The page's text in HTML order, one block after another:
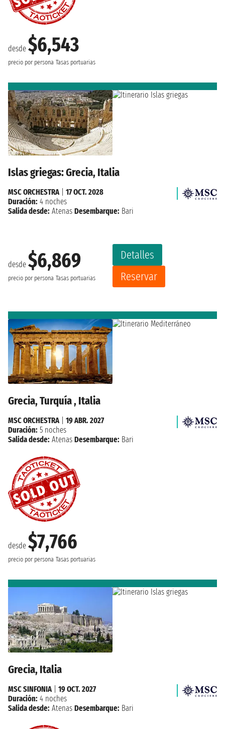
desde $6,543
precio por persona Tasas portuarias
Islas griegas: Grecia, Italia
desde $6,869
precio por persona Tasas portuarias
Detalles
Reservar
MSC ORCHESTRA| 17 OCT. 2028
Duración: 4 noches
Salida desde: Atenas Desembarque: Bari
Grecia, Turquía , Italia
desde $7,766
precio por persona Tasas portuarias
MSC ORCHESTRA| 19 ABR. 2027
Duración: 5 noches
Salida desde: Atenas Desembarque: Bari
Grecia, Italia
MSC SINFONIA| 19 OCT. 2027
Duración: 4 noches
Salida desde: Atenas Desembarque: Bari